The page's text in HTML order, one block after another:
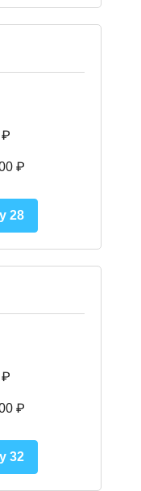
₽
₽
28
₽
₽
32